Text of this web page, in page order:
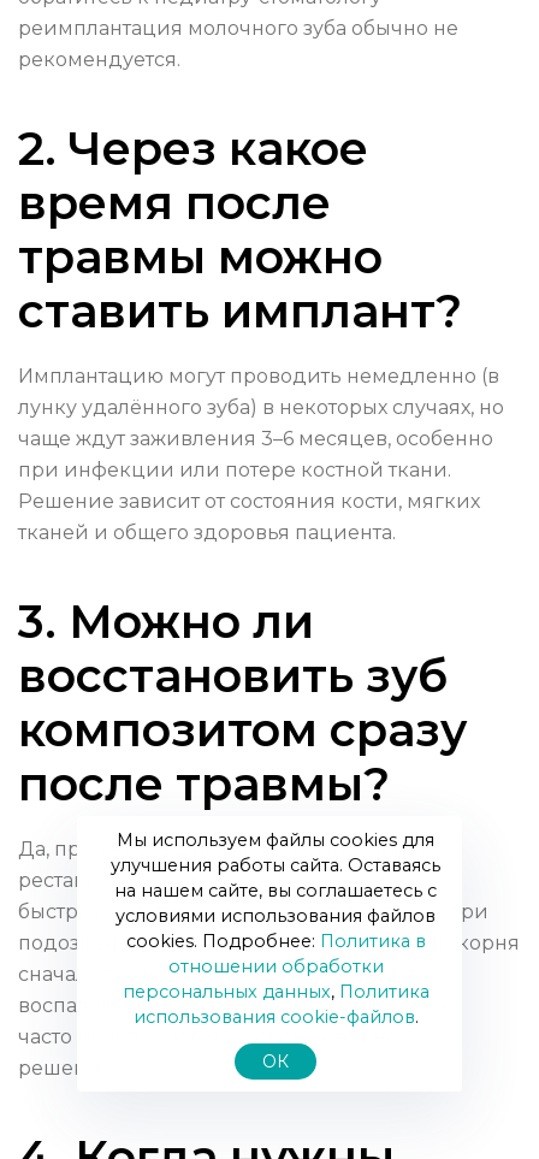
реимплантация молочного зуба обычно не
рекомендуется.
2. Через какое
время после
травмы можно
ставить имплант?
Имплантацию могут проводить немедленно (в
лунку удалённого зуба) в некоторых случаях, но
чаще ждут заживления 3–6 месяцев, особенно
при инфекции или потере костной ткани.
Решение зависит от состояния кости, мягких
тканей и общего здоровья пациента.
3. Можно ли
восстановить зуб
композитом сразу
после травмы?
Да, при небольших сколах композитная
реставрация часто делается сразу и даёт
быстрый эстетический результат. Однако при
подозрении на повреждение пульпы или корня
сначала проводят диагностику и лечат
воспаление. Временные реставрации тоже
часто используются до окончательного
решения.
Мы используем файлы cookies для
улучшения работы сайта. Оставаясь
на нашем сайте, вы соглашаетесь с
условиями использования файлов
cookies. Подробнее: Политика в
отношении обработки
персональных данных, Политика
использования сookie-файлов.
ОК